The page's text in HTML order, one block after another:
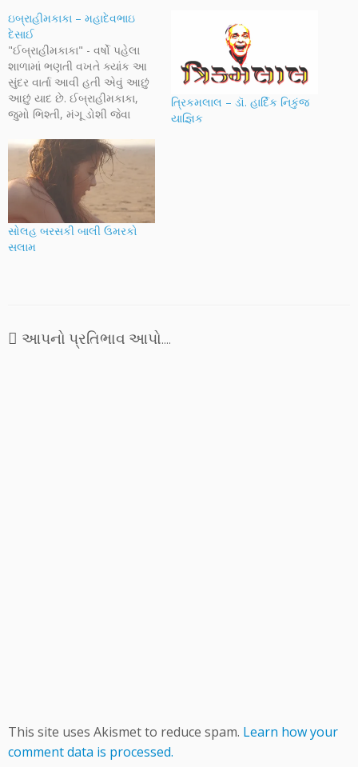
ઇબ્રાહીમકાકા – મહાદેવભાઇ
દેસાઈ
"ઈબ્રાહીમકાકા" - વર્ષો પહેલા
શાળામાં ભણતી વખતે ક્યાંક આ
સુંદર વાર્તા આવી હતી એવું આછું
આછું યાદ છે. ઈબ્રાહીમકાકા,
જુમો ભિશ્તી, મંગૂ ડોશી જેવા
વિચારોમાં ખોવાઈ જતું એ
બાંળપણ કેટલું સુંદર હતું,
લેખકના શબ્દો ક્યાંક મારા માટે
પણ એટલા જ સાચા છે, આ
ચમત્કારનો અર્થ ને…
ત્રિકમલાલ – ડૉ. હાર્દિક નિકુંજ
યાજ્ઞિક
સોલહ બરસકી બાલી ઉમરકો
સલામ
આપનો પ્રતિભાવ આપો....
This site uses Akismet to reduce spam. Learn how your
comment data is processed.